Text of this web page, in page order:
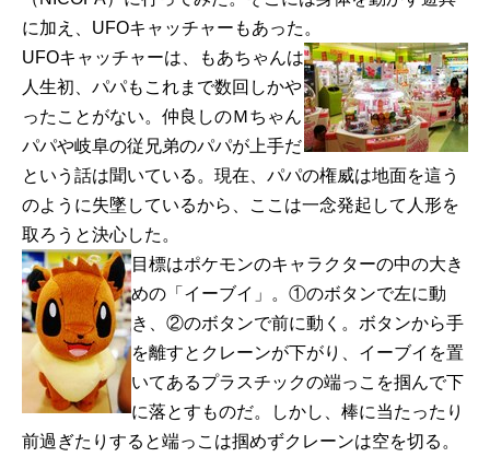
に加え、UFOキャッチャーもあった。
UFOキャッチャーは、もあちゃんは
人生初、パパもこれまで数回しかや
ったことがない。仲良しのＭちゃん
パパや岐阜の従兄弟のパパが上手だ
という話は聞いている。現在、パパの権威は地面を這う
のように失墜しているから、ここは一念発起して人形を
取ろうと決心した。
目標はポケモンのキャラクターの中の大き
めの「イーブイ」。①のボタンで左に動
き、②のボタンで前に動く。ボタンから手
を離すとクレーンが下がり、イーブイを置
いてあるプラスチックの端っこを掴んで下
に落とすものだ。しかし、棒に当たったり
前過ぎたりすると端っこは掴めずクレーンは空を切る。